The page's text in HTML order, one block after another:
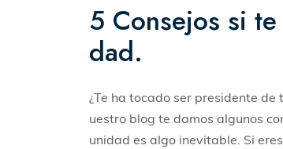
5 Consejos si
dad.
¿Te ha tocado ser presidente
uestro blog te damos algunos
unidad es algo inevitable. Si